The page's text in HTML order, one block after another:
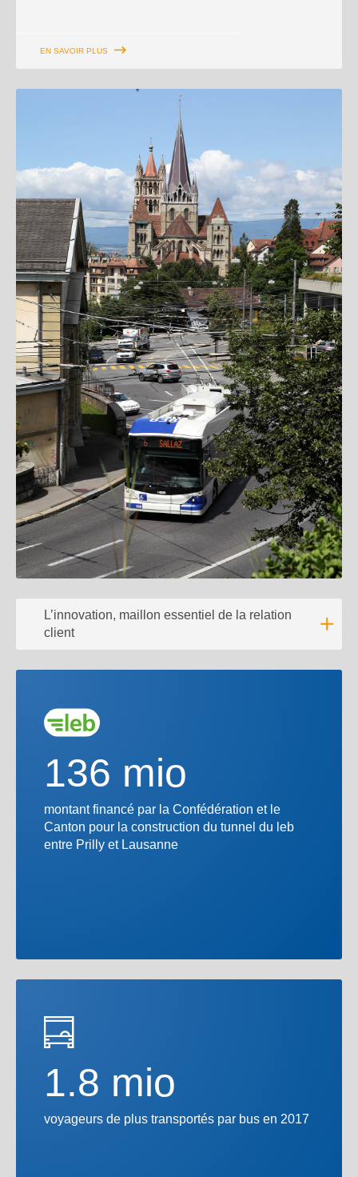
EN SAVOIR PLUS
L’innovation, maillon essentiel de la relation
client
136 mio
montant financé par la Confédération et le
Canton pour la construction du tunnel du leb
entre Prilly et Lausanne
1.8 mio
voyageurs de plus transportés par bus en 2017